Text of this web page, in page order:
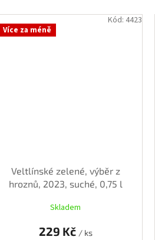
Více za méně
Veltlínské zelené, výběr z
hroznů, 2023, suché, 0,75 l
Skladem
229 Kč / ks
Kód: 4423